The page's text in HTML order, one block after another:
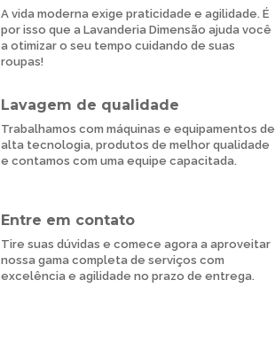
A vida moderna exige praticidade e agilidade. É
por isso que a Lavanderia Dimensão ajuda você
a otimizar o seu tempo cuidando de suas
roupas!
Lavagem de qualidade
Trabalhamos com máquinas e equipamentos de
alta tecnologia, produtos de melhor qualidade
e contamos com uma equipe capacitada.
Entre em contato
Tire suas dúvidas e comece agora a aproveitar
nossa gama completa de serviços com
excelência e agilidade no prazo de entrega.